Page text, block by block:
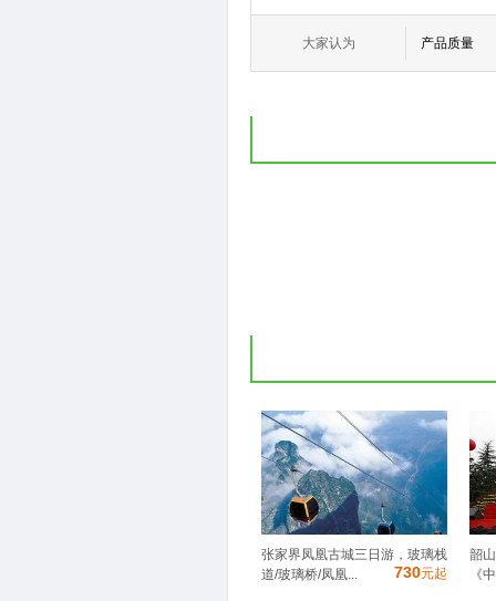
大家认为 产品质量
张家界凤凰古城三日游，玻璃栈
道/玻璃桥/凤凰...
730元起
韶
《